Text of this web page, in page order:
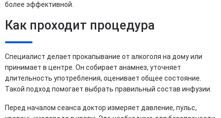
более эффективной.
Как проходит процедура
Специалист делает прокапывание от алкоголя на дому или
принимает в центре. Он собирает анамнез, уточняет
длительность употребления, оценивает общее состояние.
Такой подход помогает выбрать правильный состав инфузии.
Перед началом сеанса доктор измеряет давление, пульс,